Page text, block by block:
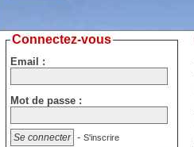
Connectez-vous
Email :
Mot de passe :
- S'inscrire